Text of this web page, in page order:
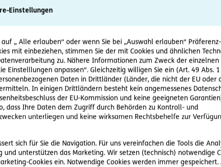
Einstellungen
„ Alle erlauben“ oder wenn Sie bei „Auswahl erlauben“
mit einbeziehen, stimmen Sie der mit Cookies und ähnlichen
zu. Nähere Informationen zum Zweck der einzelnen
Einstelllungen anpassen“. Gleichzeitig willigen Sie ein (Art. 49 Abs. 1
Daten in Drittländer (Länder, die nicht der EU oder
In einigen Drittländern besteht kein angemessenes
der EU-Kommission und keine geeigneten
dass Ihre Daten dem Zugriff durch Behörden zu Kontroll- und
unterliegen und keine wirksamen Rechtsbehelfe zur
sich für Sie die Navigation. Für uns vereinfachen die Tools die
und unterstützen das Marketing. Wir setzen (technisch) notwendige
Cookies ein. Notwendige Cookies werden immer
Anfragen in Echtzeit, sondern unterstützt Kunden auch
mittels digitaler Signaturmöglichkeit sofort online
veröffentlichte die ERGO Österreich gerade einen
Kommunikation. Diese Voicebot-Interaktion spart
ERGO Mitarbeiter, die sich so noch stärker auf
das ERGO Service Team in Österreich sowohl für
Anfragen aus unterschiedlichen Kanälen. Ein hoher
(RPA) garantiert dabei eine effiziente Bearbeitung. Ein
und filtert jene Prozesse heraus, die automatisiert
wie Polizzennummern, verifiziert diese und arbeitet
stellt sicher, dass nicht automatisiert lösbare
nach den aktuellen Information Security-